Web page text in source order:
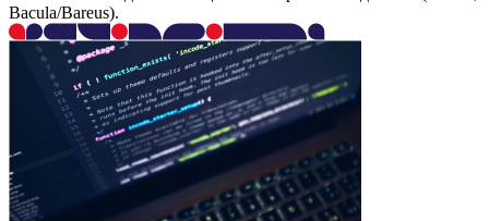
Bacula/Bareus).